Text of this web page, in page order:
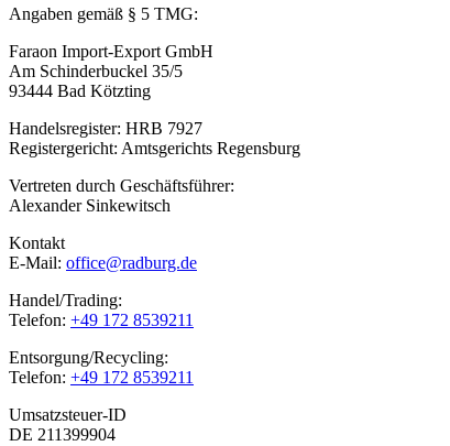
Angaben gemäß § 5 TMG:
Faraon Import-Export GmbH
Am Schinderbuckel 35/5
93444 Bad Kötzting
Handelsregister: HRB 7927
Registergericht: Amtsgerichts Regensburg
Vertreten durch Geschäftsführer:
Alexander Sinkewitsch
Kontakt
E-Mail: office@radburg.de
Handel/Trading:
Telefon: +49 172 8539211
Entsorgung/Recycling:
Telefon: +49 172 8539211
Umsatzsteuer-ID
DE 211399904